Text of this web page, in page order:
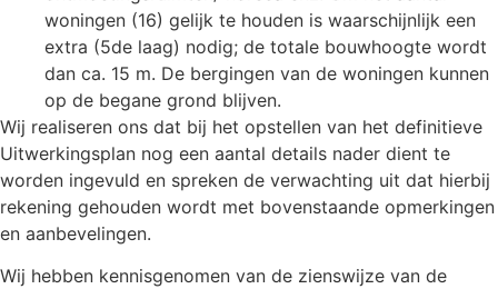
woningen (16) gelijk te houden is waarschijnlijk een
extra (5de laag) nodig; de totale bouwhoogte wordt
dan ca. 15 m. De bergingen van de woningen kunnen
op de begane grond blijven.
Wij realiseren ons dat bij het opstellen van het definitieve
Uitwerkingsplan nog een aantal details nader dient te
worden ingevuld en spreken de verwachting uit dat hierbij
rekening gehouden wordt met bovenstaande opmerkingen
en aanbevelingen.
Wij hebben kennisgenomen van de zienswijze van de